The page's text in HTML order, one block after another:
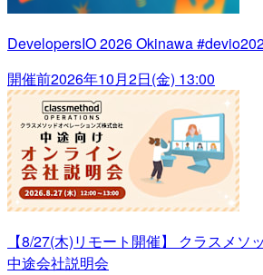
DevelopersIO 2026 Okinawa
開催前2026年10月2日(金) 13:00
【8/27(木)リモート開催】 クラスメソ
中途会社説明会